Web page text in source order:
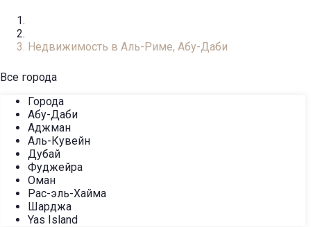
Недвижимость в Аль-Риме, Абу-Даби
Все города
Города
Абу-Даби
Аджман
Аль-Кувейн
Дубай
Фуджейра
Оман
Рас-эль-Хайма
Шарджа
Yas Island